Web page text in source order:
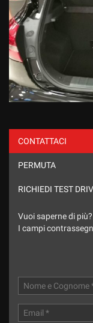
CONTATTACI
PERMUTA
RICHIEDI TEST
Vuoi saperne di
I campi